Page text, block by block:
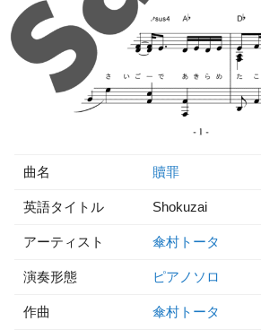
曲名 贖罪
英語タイトル Shokuzai
アーティスト 傘村トータ
演奏形態 ピアノソロ
作曲 傘村トータ